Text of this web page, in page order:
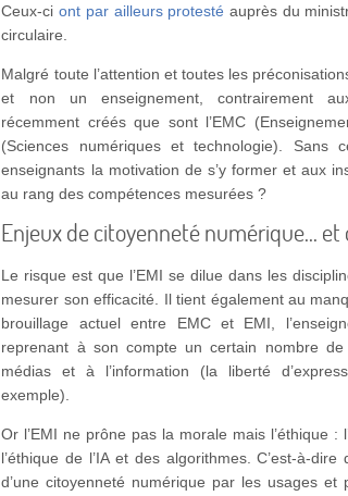
Ceux-ciont par ailleurs protesté auprès du
circulaire.
Malgré toute l’attention et toutes les
et non un enseignement, contrairement
récemment créés que sont l’EMC
(Sciences numériques et technologie). Sans
enseignants la motivation de s’y former et aux
au rang des compétences mesurées ?
Enjeux de citoyenneté numérique… et
Le risque est que l’EMI se dilue dans les
mesurer son efficacité. Il tient également au
brouillage actuel entre EMC et EMI,
reprenant à son compte un certain nombre de
médias et à l’information (la liberté
exemple).
Or l’EMI ne prône pas la morale mais l’éthique :
l’éthique de l’IA et des algorithmes. C’est-à-
d’une citoyenneté numérique par les usages